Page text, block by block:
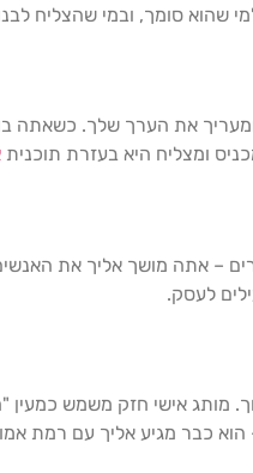
שהוא סומך, ובמי שהצליח
את הערך שלך. כשאתה
ומצליח היא בעזרת תוכנית
– אתה מושך אליך את
לעסק.
מותג אישי חזק משמש
כבר מגיע אליך עם רמת